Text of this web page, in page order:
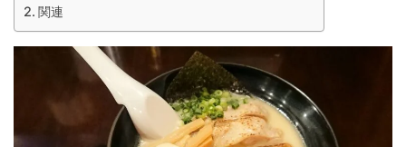
関連